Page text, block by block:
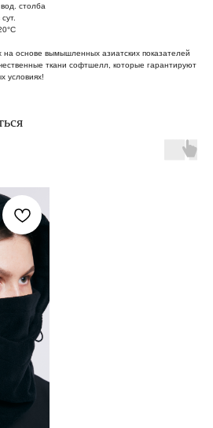
столба
на основе вымышленных азиатских показателей
ткани софтшелл, которые гарантируют
условиях!